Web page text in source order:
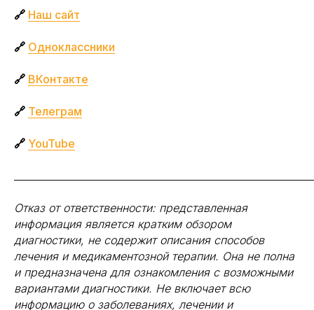
🔗 Наш сайт
🔗 Одноклассники
🔗 ВКонтакте
🔗 Телеграм
🔗 YouTube
Отказ от ответственности: представленная
информация является кратким обзором
диагностики, не содержит описания способов
лечения и медикаментозной терапии. Она не полна
и предназначена для ознакомления с возможными
вариантами диагностики. Не включает всю
информацию о заболеваниях, лечении и